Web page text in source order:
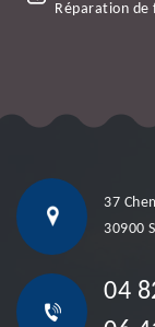
Réparation de
37
30900
04